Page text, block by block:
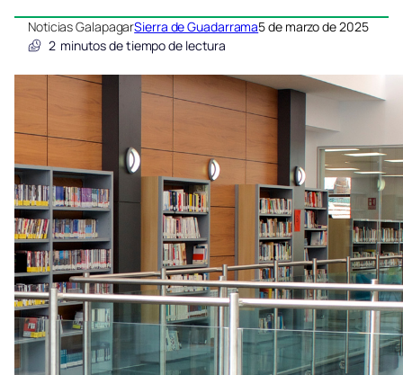
Noticias GalapagarSierra de Guadarrama5 de marzo de 2025
2 minutos de tiempo de lectura